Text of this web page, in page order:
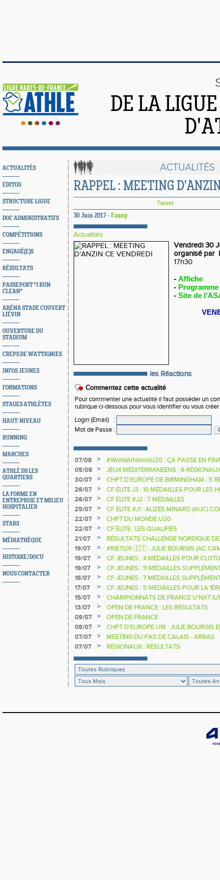
DE LA
ACTUALITÉS
EDITOS
STRUCTURE LIGUE
DOC ADMINISTRATIFS
COMPÉTITIONS
ENGAGÉ(E)S
RÉSULTATS
PASSEPORT "I RUN
CLEAN"
ARÉNA STADE COUVERT
LIÉVIN
OUVERTURE DU
STADIUM
CREPS DE WATTIGNIES
INFOS JEUNES
FORMATIONS
STAGES ATHLÈTES
HAUT-NIVEAU
RUNNING
MARCHES
ATHLÉ DS LES
QUARTIERS
LA FORME EN
ENTREPRISE ET MILIEU
HOSPITALIER
STARS
MÉDIATHÈQUE
HISTOIRE/DOCU
NOUS CONTACTER
ACTUALITÉS
RAPPEL : MEETING
Tweet
30 Juin 2017 - Fanny
Actualités
Vendredi 30
organisé par
17h30
- Affiche
- Programme
- Site de
les Réactions
Commentez cette actualité
Pour commenter une actualité il faut posséder un
rubrique ci-dessous pour vous identifier ou vous
Login (Email)
:
Mot de Passe :
07/08 >
#WorldAthleticsU20 : ÇA PASSE EN
SAUTEURS
05/08 >
JEUX MÉDITERRANÉENS : 6
30/07
>
CHPT D'EUROPE DE BIRMINGHAM : 5
26/07
>
CF ÉLITE J3 : 10 MÉDAILLES POUR LES
26/07
>
CF ÉLITE #J2 : 7 MÉDAILLES
25/07
>
CF ÉLITE #J1 : ALIZÉE MINARD (AUC)
NATIONALE
22/07 >
CHPT DU MONDE U20
22/07
>
CF ÉLITE : LES QUALIFIÉS
21/07
>
RÉSULTATS CHALLENGE NORDIQUE
2025 2026
19/07 >
#RIETI26 🇮🇹 : JULIE BOURGIS (AC
D'EUROPE U18 DE LA PERCHE
19/07 >
CF JEUNES : 4 MÉDAILLES POUR
19/07
>
CF JEUNES : 11 MÉDAILLES
18/07
>
CF JEUNES : 7 MÉDAILLES
17/07
>
CF JEUNES : 5 MÉDAILLES POUR LA
15/07
>
CHAMPIONNATS DE FRANCE U*NXT
13/07
>
OPEN DE FRANCE : LES RÉSULTATS
09/07
>
OPEN DE FRANCE
08/07
>
CHPT D'EUROPE U18 : JULIE BOURGIS
07/07
>
MEETING DU PAS DE CALAIS - ARRAS
07/07
> RÉGIONAUX : RÉSULTATS